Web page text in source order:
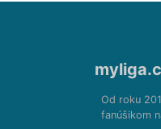
Od roku
fanúšikom